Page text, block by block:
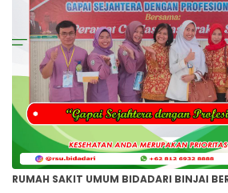
RUMAH SAKIT UMUM BIDADARI BINJAI